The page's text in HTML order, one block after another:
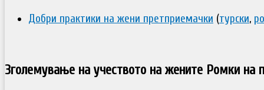
Добри практики на жени претприемачки (турски,
Зголемување на учеството на жените Ромки на